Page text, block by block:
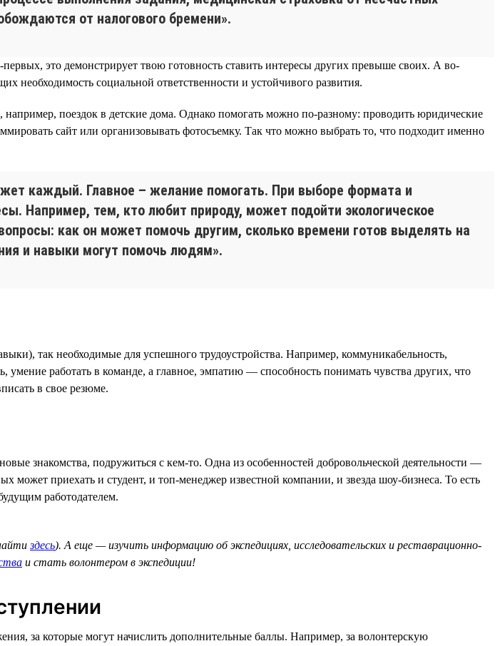
от налогового бремени».
это демонстрирует твою готовность ставить интересы других превыше своих. А во-
социальной ответственности и устойчивого развития.
поездок в детские дома. Однако помогать можно по-разному: проводить юридические
сайт или организовывать фотосъемку. Так что можно выбрать то, что подходит именно
каждый. Главное – желание помогать. При выборе формата и
Например, тем, кто любит природу, может подойти экологическое
как он может помочь другим, сколько времени готов выделять на
и навыки могут помочь людям».
так необходимые для успешного трудоустройства. Например, коммуникабельность,
умение работать в команде, а главное, эмпатию — способность понимать чувства других, что
в свое резюме.
знакомства, подружиться с кем-то. Одна из особенностей добровольческой деятельности —
приехать и студент, и топ-менеджер известной компании, и звезда шоу-бизнеса. То есть
работодателем.
здесь). А еще — изучить информацию об экспедициях, исследовательских и реставрационно-
и стать волонтером в экспедиции!
за которые могут начислить дополнительные баллы. Например, за волонтерскую